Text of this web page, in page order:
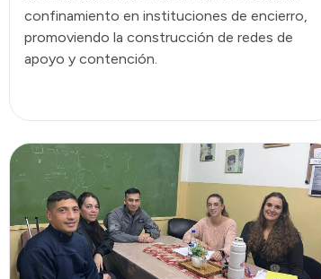
confinamiento en instituciones de encierro,
promoviendo la construcción de redes de
apoyo y contención.